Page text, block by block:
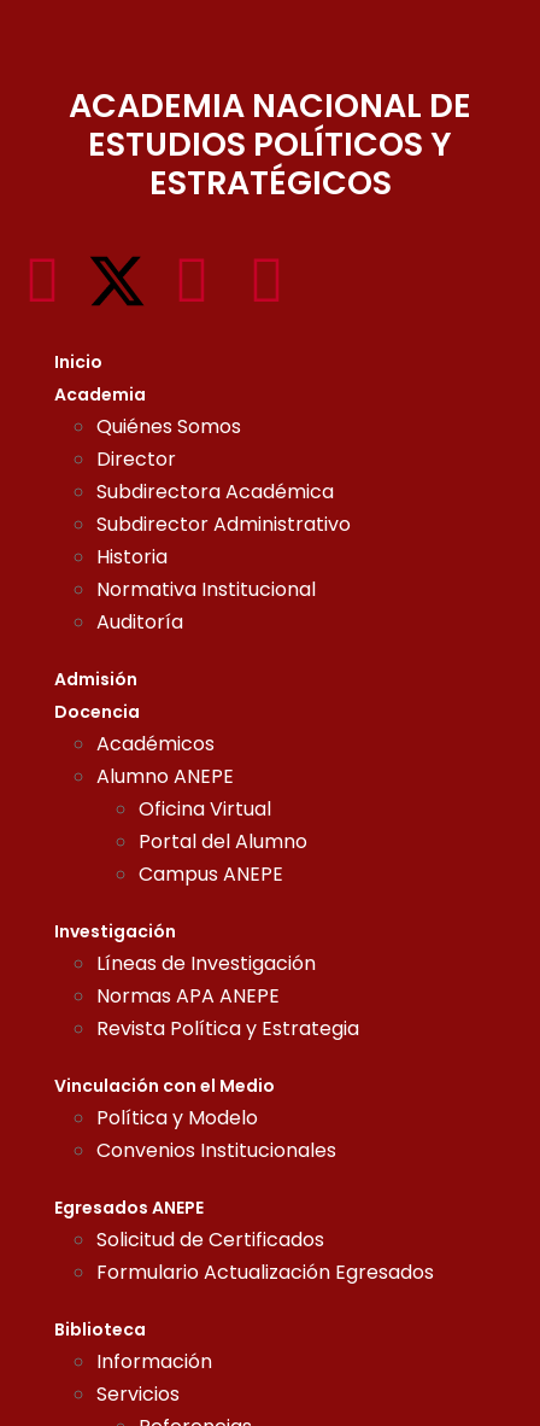
ACADEMIA NACIONAL DE
ESTUDIOS POLÍTICOS Y
ESTRATÉGICOS
Inicio
Academia
Quiénes Somos
Director
Subdirectora Académica
Subdirector Administrativo
Historia
Normativa Institucional
Auditoría
Admisión
Docencia
Académicos
Alumno ANEPE
Oficina Virtual
Portal del Alumno
Campus ANEPE
Investigación
Líneas de Investigación
Normas APA ANEPE
Revista Política y Estrategia
Vinculación con el Medio
Política y Modelo
Convenios Institucionales
Egresados ANEPE
Solicitud de Certificados
Formulario Actualización Egresados
Biblioteca
Información
Servicios